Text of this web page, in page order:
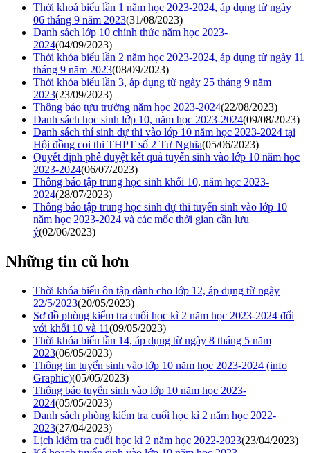
Thời khoá biểu lần 1 năm học 2023-2024, áp dụng từ ngày
06 tháng 9 năm 2023(31/08/2023)
Danh sách lớp 10 chính thức năm học 2023-
2024(04/09/2023)
Thời khóa biểu lần 2 năm học 2023-2024, áp dụng từ ngày 11
tháng 9 năm 2023(08/09/2023)
Thời khóa biểu lần 3, áp dụng từ ngày 25 tháng 9 năm
2023(23/09/2023)
Thông báo tựu trường năm học 2023-2024(22/08/2023)
Danh sách học sinh lớp 10, năm học 2023-2024(09/08/2023)
Danh sách thí sinh dự thi vào lớp 10 năm học 2023-2024 tại
Hội đồng coi thi THPT số 2 Tư Nghĩa(05/06/2023)
Quyết định phê duyệt kết quả tuyển sinh vào lớp 10 năm học
2023-2024(06/07/2023)
Thông báo tập trung học sinh khối 10, năm học 2023-
2024(28/07/2023)
Thông báo tập trung học sinh dự thi tuyển sinh vào lớp 10
năm học 2023-2024 và các mốc thời gian cần lưu
ý(02/06/2023)
Những tin cũ hơn
Thời khóa biểu ôn tập dành cho lớp 12, áp dụng từ ngày
22/5/2023(20/05/2023)
Sơ đồ phòng kiểm tra cuối học kì 2 năm học 2023-2024 đối
với khối 10 và 11(09/05/2023)
Thời khóa biểu lần 14, áp dụng từ ngày 8 tháng 5 năm
2023(06/05/2023)
Thông tin tuyển sinh vào lớp 10 năm học 2023-2024 (info
Graphic)(05/05/2023)
Thông báo tuyển sinh vào lớp 10 năm học 2023-
2024(05/05/2023)
Danh sách phòng kiểm tra cuối học kì 2 năm học 2022-
2023(27/04/2023)
Lịch kiểm tra cuối học kì 2 năm học 2022-2023(23/04/2023)